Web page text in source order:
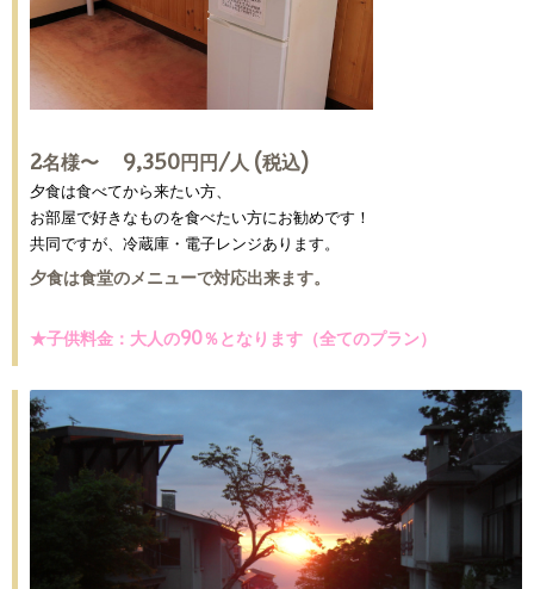
2名様〜 9,350円円/人 (税込)
夕食は食べてから来たい方、
お部屋で好きなものを食べたい方にお勧めです！
共同ですが、冷蔵庫・電子レンジあります。
夕食は食堂のメニューで対応出来ます。
★子供料金：大人の90％となります（全てのプラン）